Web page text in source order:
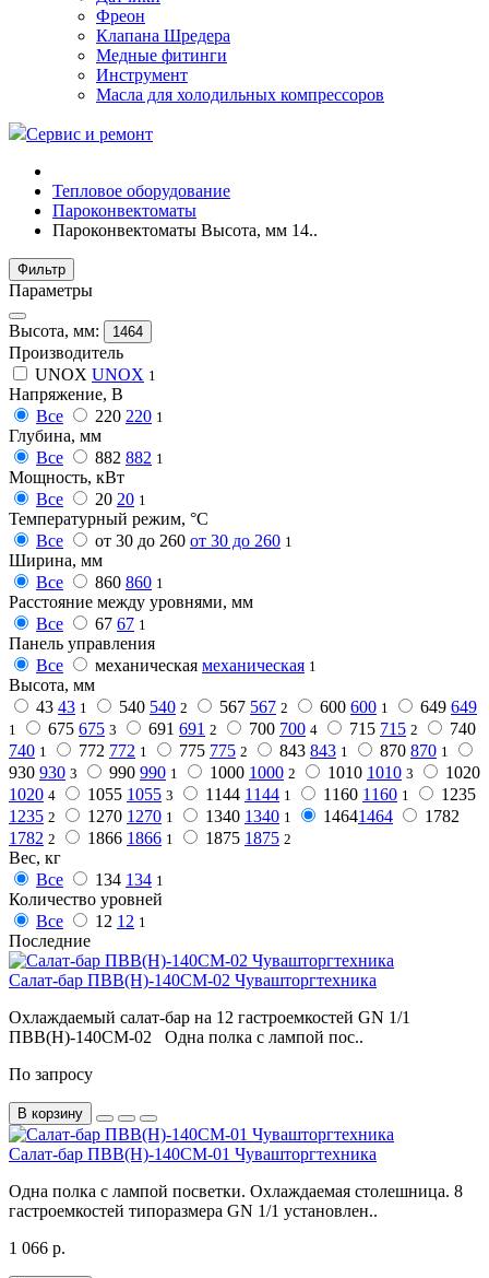
Фреон
Клапана Шредера
Медные фитинги
Инструмент
Масла для холодильных компрессоров
Сервис и ремонт
Тепловое оборудование
Пароконвектоматы
Пароконвектоматы Высота, мм 14..
Фильтр
Параметры
Высота, мм: 1464
Производитель
UNOX UNOX 1
Напряжение, В
Все
220 220 1
Глубина, мм
Все
882 882 1
Мощность, кВт
Все
20 20 1
Температурный режим, °C
Все
от 30 до 260 от 30 до 260 1
Ширина, мм
Все
860 860 1
Расстояние между уровнями, мм
Все
67 67 1
Панель управления
Все
механическая механическая 1
Высота, мм
43 43 1 540 540 2 567 567 2 600 600 1 649 649
1 675 675 3 691 691 2 700 700 4 715 715 2
740
740 1 772 772 1 775 775 2 843 843 1 870 870 1
930 930 3 990 990 1 1000 1000 2 1010 1010 3
1020
1020 4 1055 1055 3 1144 1144 1 1160 1160 1
1235
1235 2 1270 1270 1 1340 1340 1 14641464
1782
1782 2 1866 1866 1 1875 1875 2
Вес, кг
Все
134 134 1
Количество уровней
Все
12 12 1
Последние
Салат-бар ПВВ(Н)-140СМ-02 Чувашторгтехника
Охлаждаемый салат-бар на 12 гастроемкостей GN 1/1
ПВВ(Н)-140СМ-02 Одна полка с лампой пос..
По запросу
В корзину
Салат-бар ПВВ(Н)-140СМ-01 Чувашторгтехника
Одна полка с лампой посветки. Охлаждаемая столешница. 8
гастроемкостей типоразмера GN 1/1 установлен..
1 066 р.